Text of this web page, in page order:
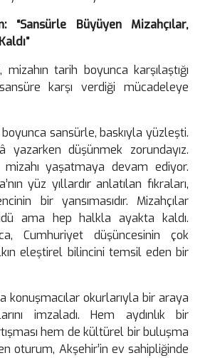
“Sansürle Büyüyen Mizahçılar,
, mizahın tarih boyunca karşılaştığı
karşı verdiği mücadeleye
sansürle, baskıyla yüzleşti.
yazarken düşünmek zorundayız.
yaşatmaya devam ediyor.
yüz yıllardır anlatılan fıkraları,
bir yansımasıdır. Mizahçılar
ama hep halkla ayakta kaldı.
Cumhuriyet düşüncesinin çok
eleştirel bilincini temsil eden bir
konuşmacılar okurlarıyla bir araya
imzaladı. Hem aydınlık bir
hem de kültürel bir buluşma
oturum, Akşehir’in ev sahipliğinde